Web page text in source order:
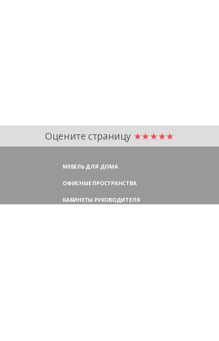
Оцените страницу ★★★★★
МЕБЕЛЬ ДЛЯ ДОМА
ОФИСНЫЕ ПРОСТРАНСТВА
КАБИНЕТЫ РУКОВОДИТЕЛЯ